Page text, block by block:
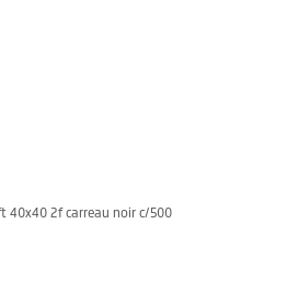
40x40 2f carreau noir c/500